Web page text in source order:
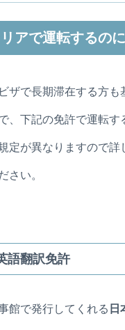
アで運転するの
ザで長期滞在する方も
、下記の免許で運転す
定が異なりますので詳
さい。
語翻訳免許
館で発行してくれる 日